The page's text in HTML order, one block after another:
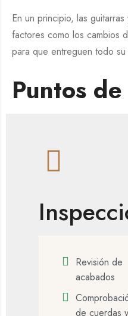
En un principio, las
factores como los cambios
para que entreguen todo su
Puntos
Revisión de
acabados
de cuerdas y